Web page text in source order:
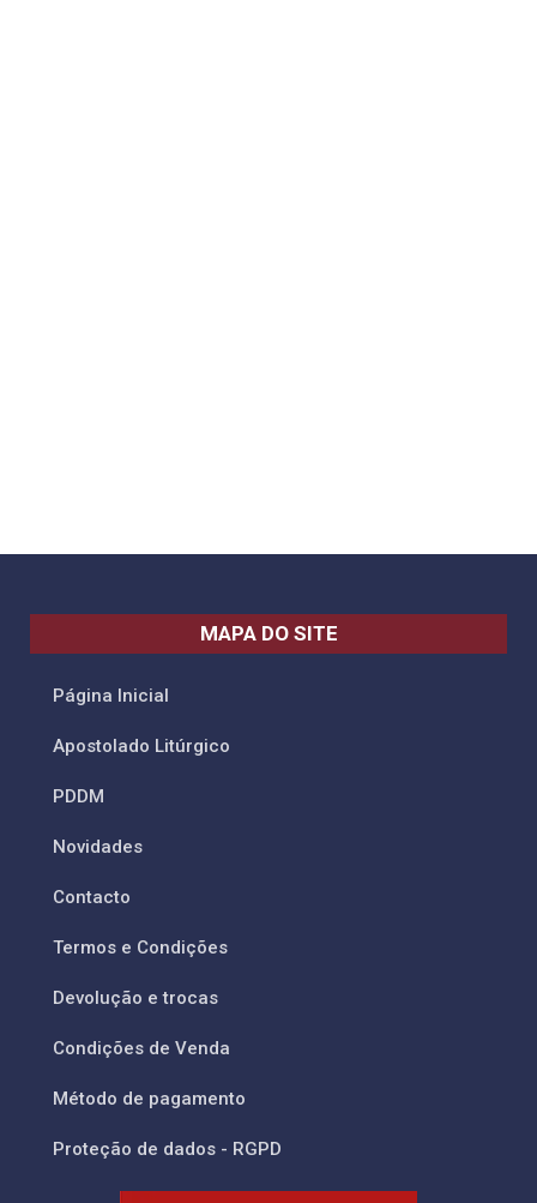
MAPA DO SITE
Página Inicial
Apostolado Litúrgico
PDDM
Novidades
Contacto
Termos e Condições
Devolução e trocas
Condições de Venda
Método de pagamento
Proteção de dados - RGPD